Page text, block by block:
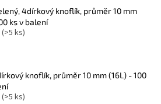
4dírkový knoflík, průměr 10 mm
ks v balení
(>5 ks)
knoflík, průměr 10 mm (16L) - 100
(>5 ks)